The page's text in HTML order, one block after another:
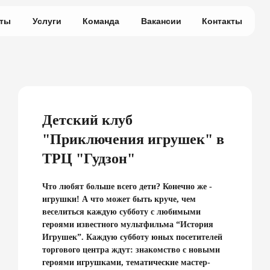
Контакты
Вакансии
Команда
Услуги
Детский клуб
"Приключения игрушек" в
ТРЦ "Гудзон"
Что любят больше всего дети? Конечно же -
игрушки! А что может быть круче, чем
веселиться каждую субботу с любимыми
героями известного мультфильма “История
Игрушек”. Каждую субботу юных посетителей
торгового центра ждут: знакомство с новыми
героями игрушками, тематические мастер-